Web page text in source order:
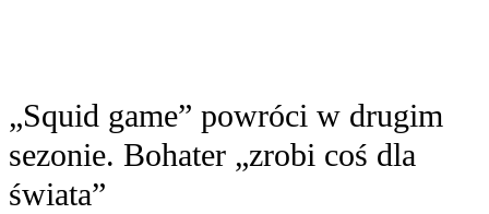
„Squid game” powróci w drugim
sezonie. Bohater „zrobi coś dla
świata”